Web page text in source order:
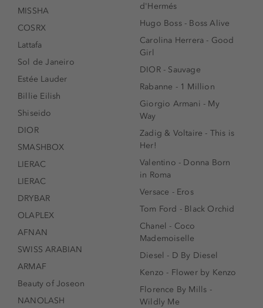
MISSHA
COSRX
Lattafa
Sol de Janeiro
Estée Lauder
Billie Eilish
Shiseido
DIOR
SMASHBOX
LIERAC
LIERAC
DRYBAR
OLAPLEX
AFNAN
SWISS ARABIAN
ARMAF
Beauty of Joseon
NANOLASH
d'Hermés
Hugo Boss - Boss Alive
Carolina Herrera - Good
Girl
DIOR - Sauvage
Rabanne - 1 Million
Giorgio Armani - My
Way
Zadig & Voltaire - This is
Her!
Valentino - Donna Born
in Roma
Versace - Eros
Tom Ford - Black Orchid
Chanel - Coco
Mademoiselle
Diesel - D By Diesel
Kenzo - Flower by Kenzo
Florence By Mills -
Wildly Me